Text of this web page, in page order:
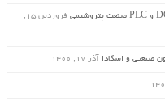
فروردین ۱۵,
صنعتی و اسکادا آذر ۱۷, ۱۴۰۰